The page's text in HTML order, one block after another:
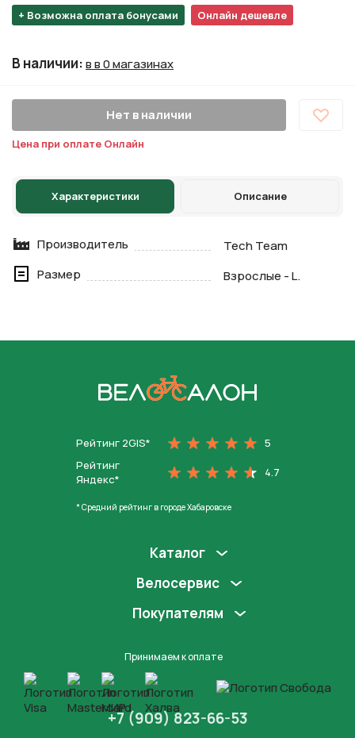
+ Возможна оплата бонусами Онлайн дешевле
В наличии:в в 0 магазинах
Нет в наличии
Цена при оплате Онлайн
Характеристики Описание
Производитель
Tech Team
Размер
Взрослые - L.
Рейтинг 2GIS*
5
Рейтинг
Яндекс*
4.7
* Средний рейтинг в городе Хабаровске
Каталог
Велосервис
Покупателям
Принимаем к оплате
+7 (909) 823-66-53